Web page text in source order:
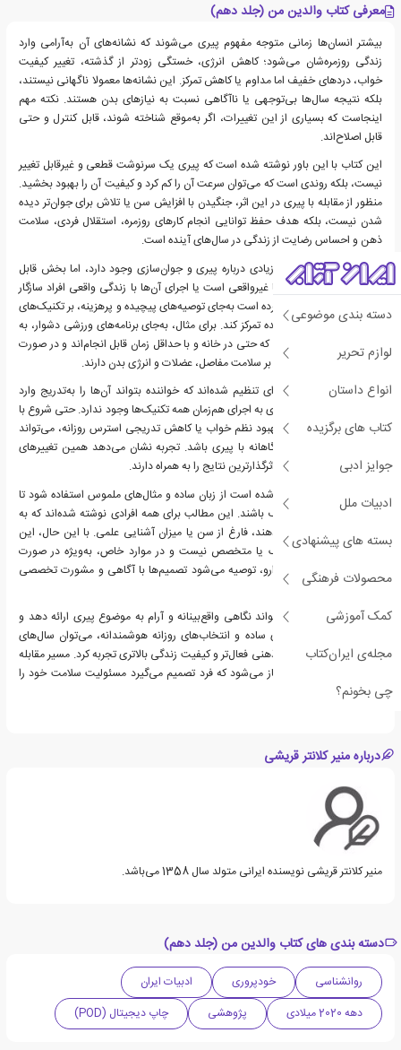
دسته بندی موضوعی
لوازم تحریر
انواع داستان
کتاب های برگزیده
جوایز ادبی
ادبیات ملل
بسته های پیشنهادی
محصولات فرهنگی
کمک آموزشی
مجله‌ی ایران‌کتاب
چی بخونم؟
معرفی کتاب والدین من (جلد دهم)
بیشتر انسان‌ها زمانی متوجه مفهوم پیری می‌شوند که نشانه‌های آن به‌آرامی وارد
زندگی روزمره‌شان می‌شود؛ کاهش انرژی، خستگی زودتر از گذشته، تغییر کیفیت
خواب، دردهای خفیف اما مداوم یا کاهش تمرکز. این نشانه‌ها معمولا ناگهانی نیستند،
بلکه نتیجه سال‌ها بی‌توجهی یا ناآگاهی نسبت به نیازهای بدن هستند. نکته مهم
اینجاست که بسیاری از این تغییرات، اگر به‌موقع شناخته شوند، قابل کنترل و حتی
قابل اصلاح‌اند.
این کتاب با این باور نوشته شده است که پیری یک سرنوشت قطعی و غیرقابل تغییر
نیست، بلکه روندی است که می‌توان سرعت آن را کم کرد و کیفیت آن را بهبود بخشید.
منظور از مقابله با پیری در این اثر، جنگیدن با افزایش سن یا تلاش برای جوان‌تر دیده
شدن نیست، بلکه هدف حفظ توانایی انجام کارهای روزمره، استقلال فردی، سلامت
ذهن و احساس رضایت از زندگی در سال‌های آینده است.
در دنیای امروز، اطلاعات زیادی درباره پیری و جوان‌سازی وجود دارد، اما بخش قابل
توجهی از این اطلاعات یا غیرواقعی است یا اجرای آن‌ها با زندگی واقعی افراد سازگار
نیست. این کتاب تلاش کرده است به‌جای توصیه‌های پیچیده و پرهزینه، بر تکنیک‌های
ساده، قابل اجرا و اثبات‌شده تمرکز کند. برای مثال، به‌جای برنامه‌های ورزشی دشوار، به
حرکت‌هایی اشاره می‌شود که حتی در خانه و با حداقل زمان قابل انجام‌اند و در صورت
استمرار، تأثیر قابل توجهی بر سلامت مفاصل، عضلات و انرژی بدن دارند.
مطالب این کتاب به‌گونه‌ای تنظیم شده‌اند که خواننده بتواند آن‌ها را به‌تدریج وارد
زندگی خود کند. هیچ نیازی به اجرای هم‌زمان همه تکنیک‌ها وجود ندارد. حتی شروع با
یک تغییر کوچک، مانند بهبود نظم خواب یا کاهش تدریجی استرس روزانه، می‌تواند
نقطه آغاز مسیر مقابله آگاهانه با پیری باشد. تجربه نشان می‌دهد همین تغییرهای
کوچک، اگر مداوم باشند، اثرگذارترین نتایج را به همراه دارند.
در طول این کتاب تلاش شده است از زبان ساده و مثال‌های ملموس استفاده شود تا
مفاهیم به‌راحتی قابل درک باشند. این مطالب برای همه افرادی نوشته شده‌اند که به
سلامت خود اهمیت می‌دهند، فارغ از سن یا میزان آشنایی علمی. با این حال، این
کتاب جایگزین نظر پزشک یا متخصص نیست و در موارد خاص، به‌ویژه در صورت
وجود بیماری یا مصرف دارو، توصیه می‌شود تصمیم‌ها با آگاهی و مشورت تخصصی
گرفته شوند.
امید می‌رود این کتاب بتواند نگاهی واقع‌بینانه و آرام به موضوع پیری ارائه دهد و
نشان دهد که با رفتارهای ساده و انتخاب‌های روزانه هوشمندانه، می‌توان سال‌های
پیش‌رو را با توان بیشتر، ذهنی فعال‌تر و کیفیت زندگی بالاتری تجربه کرد. مسیر مقابله
با پیری از همان جایی آغاز می‌شود که فرد تصمیم می‌گیرد مسئولیت سلامت خود را
آگاهانه‌تر بپذیرد.
درباره منیر کلانتر قریشی
منیر کلانتر قریشی نویسنده ایرانی متولد سال 1358 می‌باشد.
دسته بندی های کتاب والدین من (جلد دهم)
روانشناسی خودپروری
ادبیات ایران
دهه 2020 میلادی
پژوهشی چاپ دیجیتال (POD)